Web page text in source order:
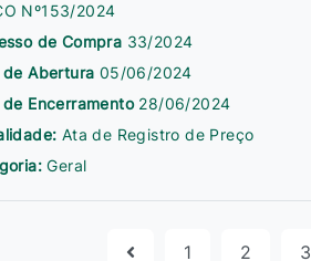
Nº153/2024
de Compra 33/2024
de Abertura 05/06/2024
de Encerramento 28/06/2024
Ata de Registro de Preço
Geral
1 2 3